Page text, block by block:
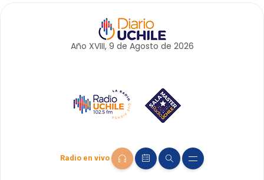
Año XVIII, 9 de Agosto de 2026
Radio en vivo